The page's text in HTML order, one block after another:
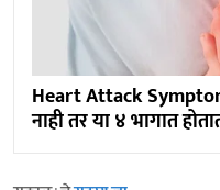
Heart Attack
नाही तर या ४ भागात